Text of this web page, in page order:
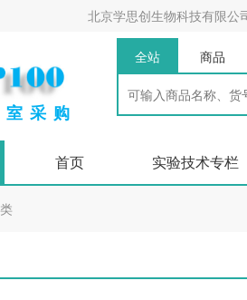
北京学思创生物科技有限公
采购
全站 商品
首页 实验技术专栏